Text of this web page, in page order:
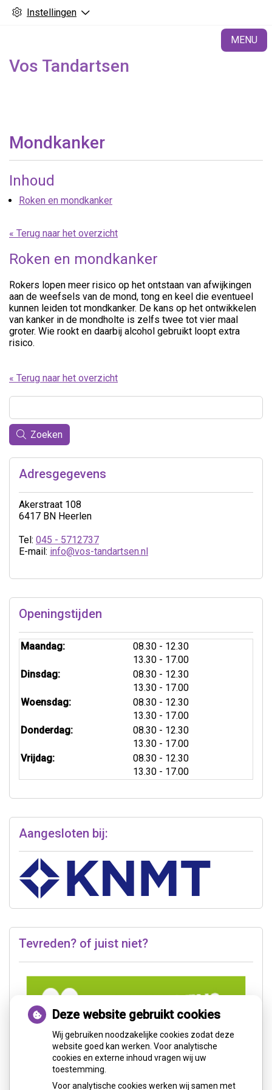
Instellingen
MENU
Vos Tandartsen
Mondkanker
Inhoud
Roken en mondkanker
« Terug naar het overzicht
Roken en mondkanker
Rokers lopen meer risico op het ontstaan van afwijkingen
aan de weefsels van de mond, tong en keel die eventueel
kunnen leiden tot mondkanker. De kans op het ontwikkelen
van kanker in de mondholte is zelfs twee tot vier maal
groter. Wie rookt en daarbij alcohol gebruikt loopt extra
risico.
« Terug naar het overzicht
Zoeken
Adresgegevens
Akerstraat 108
6417 BN Heerlen
Tel: 045 - 5712737
E-mail: info@vos-tandartsen.nl
Openingstijden
Maandag: 08.30 tot
- 12.30
13.30 tot
- 17.00
Dinsdag:
08.30 tot
- 12.30
13.30 tot
- 17.00
Woensdag:
08.30 tot
- 12.30
13.30 tot
- 17.00
Donderdag:
08.30 tot
- 12.30
13.30 tot
- 17.00
Vrijdag:
08.30 tot
- 12.30
13.30 tot
- 17.00
Aangesloten bij:
Tevreden? of juist niet?
Deze website gebruikt cookies
Wij gebruiken noodzakelijke cookies zodat deze
website goed kan werken. Voor analytische
cookies en externe inhoud vragen wij uw
toestemming.
Voor analytische cookies werken wij samen met